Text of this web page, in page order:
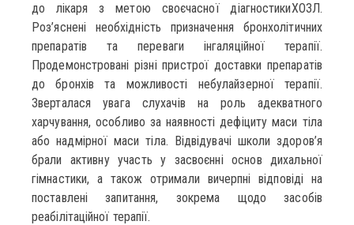
до лікаря з метою своєчасної діагностикиХОЗЛ.
Роз’яснені необхідність призначення бронхолітичних
препаратів та переваги інгаляційної терапії.
Продемонстровані різні пристрої доставки препаратів
до бронхів та можливості небулайзерної терапії.
Зверталася увага слухачів на роль адекватного
харчування, особливо за наявності дефіциту маси тіла
або надмірної маси тіла. Відвідувачі школи здоров’я
брали активну участь у засвоєнні основ дихальної
гімнастики, а також отримали вичерпні відповіді на
поставлені запитання, зокрема щодо засобів
реабілітаційної терапії.